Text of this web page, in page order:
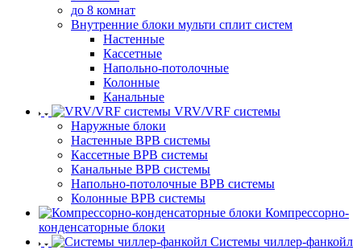
до 8 комнат
Внутренние блоки мульти сплит систем
Настенные
Кассетные
Напольно-потолочные
Колонные
Канальные
VRV/VRF системы
Наружные блоки
Настенные ВРВ системы
Кассетные ВРВ системы
Канальные ВРВ системы
Напольно-потолочные ВРВ системы
Колонные ВРВ системы
Компрессорно-
конденсаторные блоки
Системы чиллер-фанкойл